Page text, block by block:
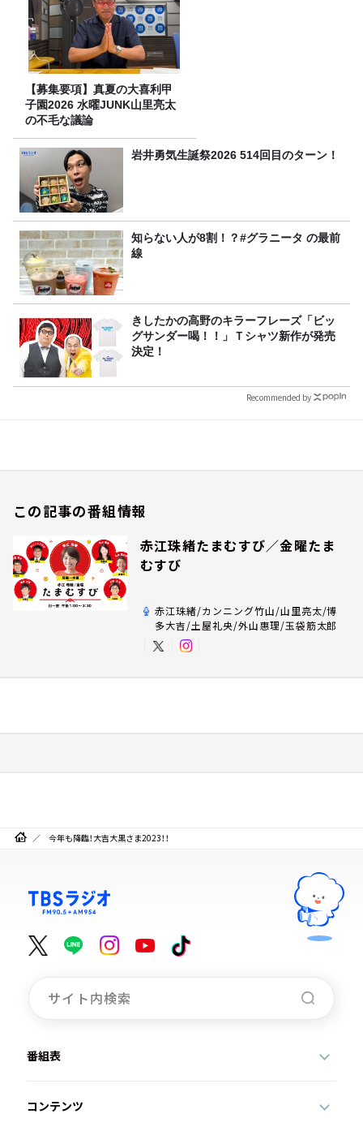
【募集要項】真夏の大喜利甲
子園2026 水曜JUNK山里亮太
の不毛な議論
岩井勇気生誕祭2026 514回目のターン！
知らない人が8割！？#グラニータ の最前
線
きしたかの高野のキラーフレーズ「ビッ
グサンダー喝！！」Ｔシャツ新作が発売
決定！
Recommended by
この記事の番組情報
赤江珠緒たまむすび／金曜たま
むすび
赤江珠緒/カンニング竹山/山里亮太/博
多大吉/土屋礼央/外山惠理/玉袋筋太郎
今年も降臨！大吉大黒さま2023！！
番組表
コンテンツ